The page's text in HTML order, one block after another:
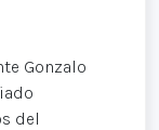
Gonzalo
del